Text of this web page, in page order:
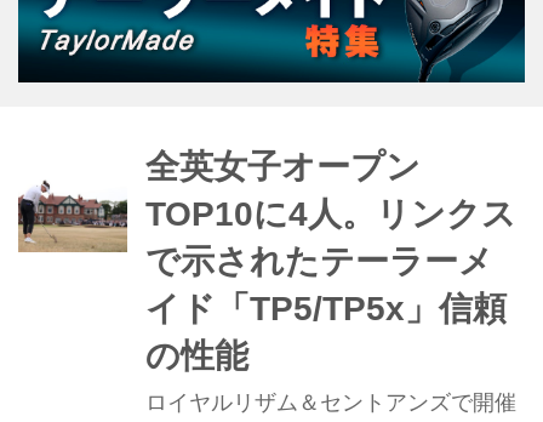
ざわ・ゆづき）プロをご紹介！ ▶吉澤
柚月プロの撮りおろし写真はこちらか
ら
全英女子オープン
TOP10に4人。リンクス
で示されたテーラーメ
イド「TP5/TP5x」信頼
の性能
ロイヤルリザム＆セントアンズで開催